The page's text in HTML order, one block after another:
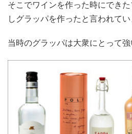
そこでワインを作った時にでき
しグラッパを作ったと言われてい
当時のグラッパは大衆にとって強